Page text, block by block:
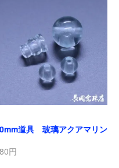
道具 玻璃アクアマリン
円